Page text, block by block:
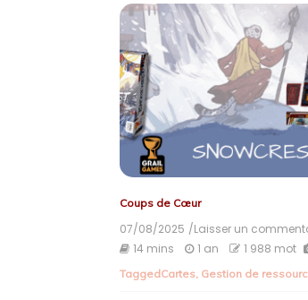
Coups de Cœur
07/08/2025 /Laisser un
14 mins 1 an 1 988 mot
TaggedCartes, Gestion de